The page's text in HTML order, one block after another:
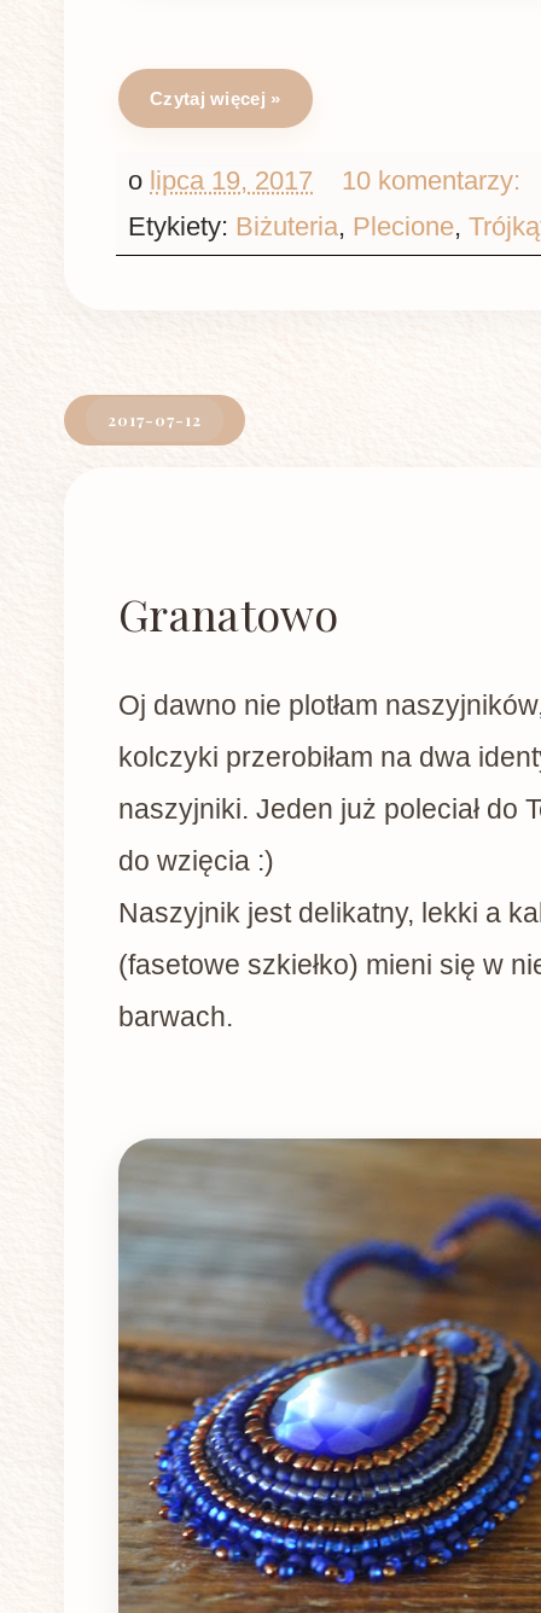
Czytaj więcej »
o lipca 19, 2017
10 komentarzy:
Etykiety: Biżuteria, Plecione,
2017-07-12
Granatowo
Oj dawno nie plotłam
kolczyki przerobiłam na dwa
naszyjniki. Jeden już poleciał do
do wzięcia :)
Naszyjnik jest delikatny, lekki a
(fasetowe szkiełko) mieni się w
barwach.